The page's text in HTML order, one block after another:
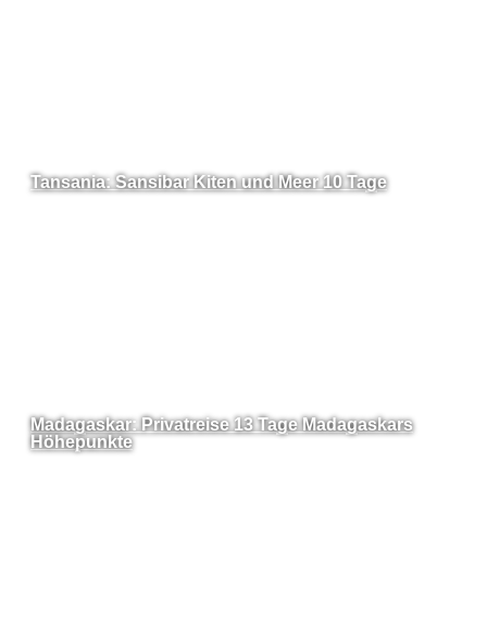
Tansania: Sansibar Kiten und Meer 10 Tage
Madagaskar: Privatreise 13 Tage Madagaskars
Höhepunkte